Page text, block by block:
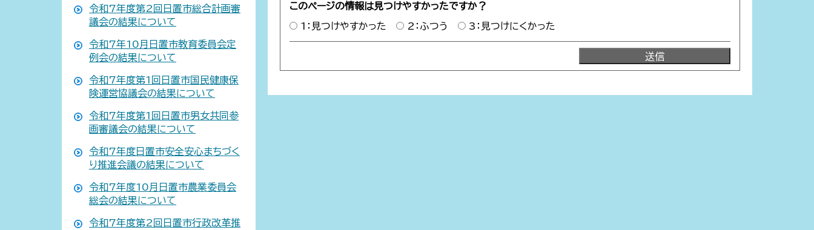
令和7年度第2回日置市総合計画審
議会の結果について
令和7年10月日置市教育委員会定
例会の結果について
令和7年度第1回日置市国民健康保
険運営協議会の結果について
令和7年度第1回日置市男女共同参
画審議会の結果について
令和7年度日置市安全安心まちづく
り推進会議の結果について
令和7年度10月日置市農業委員会
総会の結果について
令和7年度第2回日置市行政改革推
このページの情報は見つけやすかったですか？
1：見つけやすかった 2：ふつう 3：見つけにくかった